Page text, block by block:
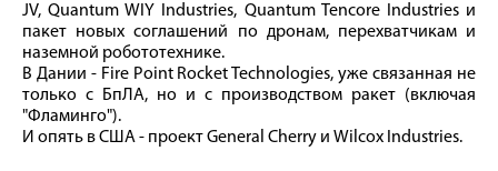
JV, Quantum WIY Industries, Quantum Tencore Industries и
пакет новых соглашений по дронам, перехватчикам и
наземной робототехнике.
В Дании - Fire Point Rocket Technologies, уже связанная не
только с БпЛА, но и с производством ракет (включая
"Фламинго").
И опять в США - проект General Cherry и Wilcox Industries.